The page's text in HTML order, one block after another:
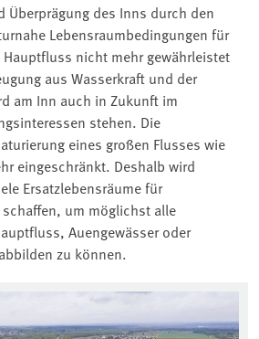
Überprägung des Inns durch den
Lebensraumbedingungen für
nicht mehr gewährleistet
aus Wasserkraft und der
am Inn auch in Zukunft im
stehen. Die
eines großen Flusses wie
eingeschränkt. Deshalb wird
Ersatzlebensräume für
um möglichst alle
Auengewässer oder
zu können.